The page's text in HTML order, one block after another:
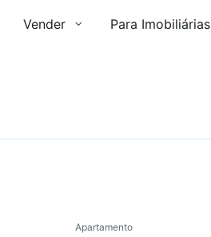
Vender Para Imobiliárias
Redecorar
Apartamento